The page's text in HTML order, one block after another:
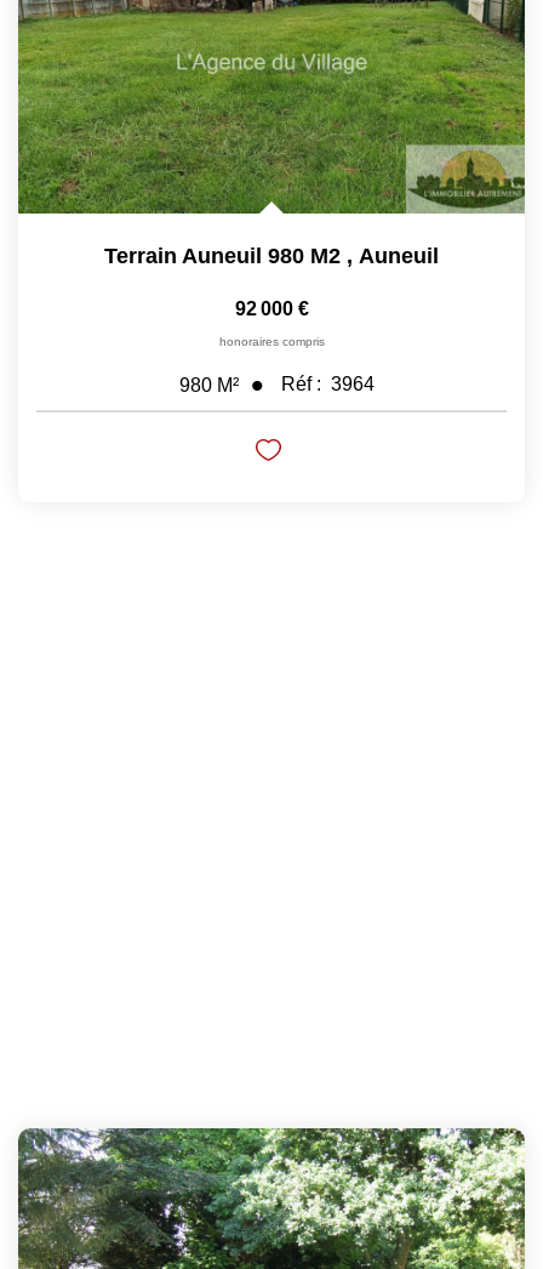
Terrain Auneuil 980 M2 , Auneuil
92 000 €
honoraires compris
980 M² Réf : 3964